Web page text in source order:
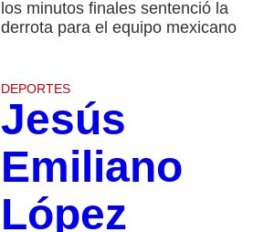
los minutos finales sentenció la
derrota para el equipo mexicano
DEPORTES
Jesús
Emiliano
López